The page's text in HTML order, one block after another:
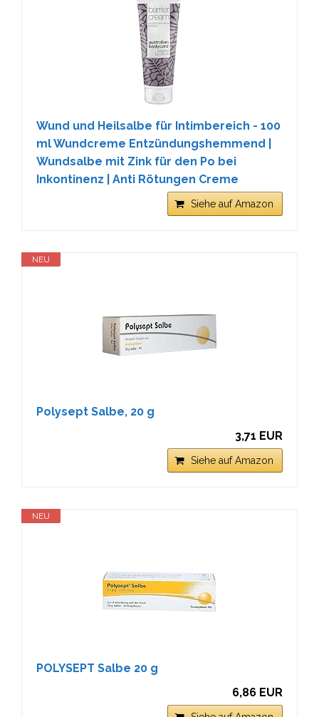
Wund und Heilsalbe für Intimbereich - 100
ml Wundcreme Entzündungshemmend |
Wundsalbe mit Zink für den Po bei
Inkontinenz | Anti Rötungen Creme
Siehe auf Amazon
NEU
Polysept Salbe, 20 g
3,71 EUR
Siehe auf Amazon
NEU
POLYSEPT Salbe 20 g
6,86 EUR